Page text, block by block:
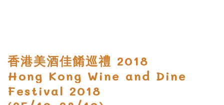
香港美酒佳餚巡禮 2018
Hong Kong Wine and Dine
Festival 2018